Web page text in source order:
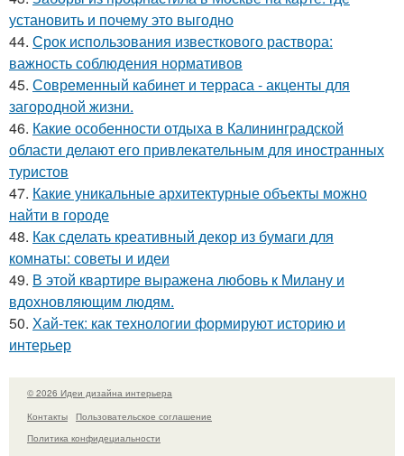
установить и почему это выгодно
44. Срок использования известкового раствора:
важность соблюдения нормативов
45. Современный кабинет и терраса - акценты для
загородной жизни.
46. Какие особенности отдыха в Калининградской
области делают его привлекательным для иностранных
туристов
47. Какие уникальные архитектурные объекты можно
найти в городе
48. Как сделать креативный декор из бумаги для
комнаты: советы и идеи
49. В этой квартире выражена любовь к Милану и
вдохновляющим людям.
50. Хай-тек: как технологии формируют историю и
интерьер
© 2026 Идеи дизайна интерьера
Контакты
Пользовательское соглашение
Политика конфидециальности